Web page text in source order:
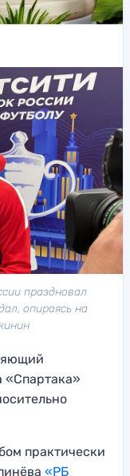
праздновал
опираясь на
«Спартака»
практически
«РБ